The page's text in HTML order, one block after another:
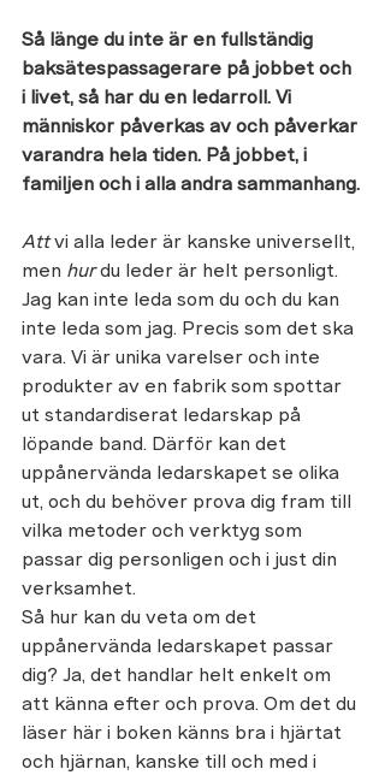
Så länge du inte är en fullständig
baksätespassagerare på jobbet och
i livet, så har du en ledarroll. Vi
människor påverkas av och påverkar
varandra hela tiden. På jobbet, i
familjen och i alla andra sammanhang.
Att vi alla leder är kanske universellt,
men hur du leder är helt personligt.
Jag kan inte leda som du och du kan
inte leda som jag. Precis som det ska
vara. Vi är unika varelser och inte
produkter av en fabrik som spottar
ut standardiserat ledarskap på
löpande band. Därför kan det
uppånervända ledarskapet se olika
ut, och du behöver prova dig fram till
vilka metoder och verktyg som
passar dig personligen och i just din
verksamhet.
Så hur kan du veta om det
uppånervända ledarskapet passar
dig? Ja, det handlar helt enkelt om
att känna efter och prova. Om det du
läser här i boken känns bra i hjärtat
och hjärnan, kanske till och med i